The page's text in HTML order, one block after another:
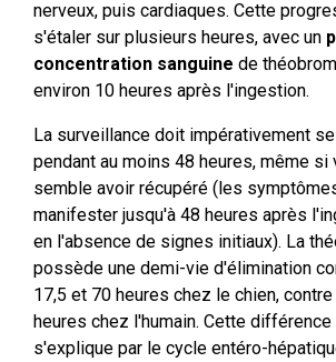
nerveux, puis cardiaques. Cette
s'étaler sur plusieurs heures, avec un
concentration sanguine de
environ 10 heures après l'ingestion.
La surveillance doit impérativement
pendant au moins 48 heures, même si
semble avoir récupéré (les
manifester jusqu'à 48 heures après
en l'absence de signes initiaux). La
possède une demi-vie d'élimination
17,5 et 70 heures chez le chien,
heures chez l'humain. Cette
s'explique par le cycle entéro-